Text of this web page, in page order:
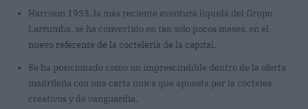
Harrison 1933, la más reciente aventura líquida del Grupo
Larrumba, se ha convertido en tan solo pocos meses, en el
nuevo referente de la coctelería de la capital.
Se ha posicionado como un imprescindible dentro de la oferta
madrileña con una carta única que apuesta por la cócteles
creativos y de vanguardia.